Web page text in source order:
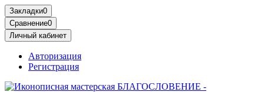
Блоки питания Цены в Беларуси Минске
Блоки питания пк Минск Беларусь Цены
Закладки0
Сравнение0
Личный кабинет
Авторизация
Регистрация